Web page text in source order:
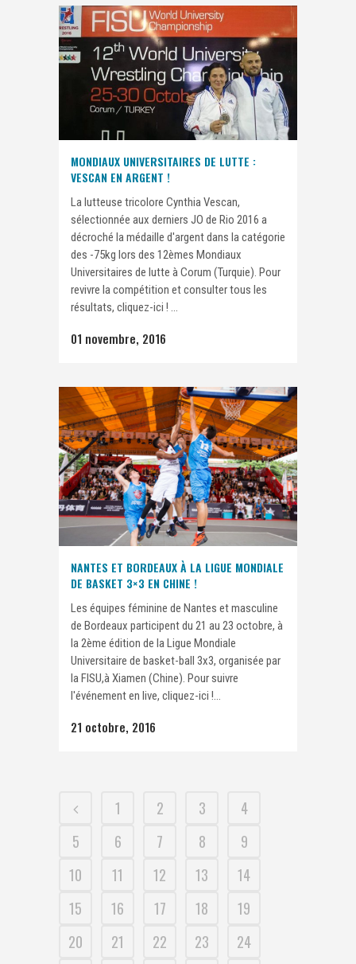
MONDIAUX UNIVERSITAIRES DE LUTTE :
VESCAN EN ARGENT !
La lutteuse tricolore Cynthia Vescan,
sélectionnée aux derniers JO de Rio 2016 a
décroché la médaille d'argent dans la catégorie
des -75kg lors des 12èmes Mondiaux
Universitaires de lutte à Corum (Turquie). Pour
revivre la compétition et consulter tous les
résultats, cliquez-ici ! ...
01 novembre, 2016
NANTES ET BORDEAUX À LA LIGUE MONDIALE
DE BASKET 3×3 EN CHINE !
Les équipes féminine de Nantes et masculine
de Bordeaux participent du 21 au 23 octobre, à
la 2ème édition de la Ligue Mondiale
Universitaire de basket-ball 3x3, organisée par
la FISU,à Xiamen (Chine). Pour suivre
l'événement en live, cliquez-ici !...
21 octobre, 2016
1 2 3
4
5
6 7 8
9
10
11 12 13
14
15
16 17 18
19
20
21 22 23
24